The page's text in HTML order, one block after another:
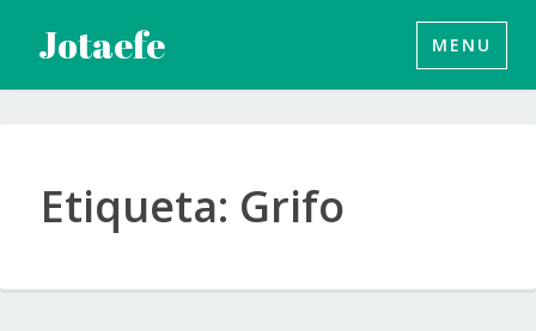
contenido
Jotaefe MENU
Etiqueta: Grifo